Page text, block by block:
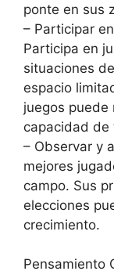
ponte en sus
– Participar
Participa en
situaciones
espacio
juegos puede
capacidad de
– Observar y
mejores
campo. Sus
elecciones
crecimiento.
Pensamiento